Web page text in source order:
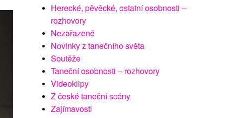
Herecké, pěvěcké, ostatní osobnosti –
rozhovory
Nezařazené
Novinky z tanečního světa
Soutěže
Taneční osobnosti – rozhovory
Videoklipy
Z české taneční scény
Zajímavosti